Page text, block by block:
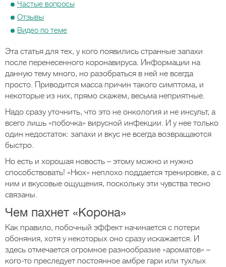
Частые вопросы
Отзывы
Видео по теме
Эта статья для тех, у кого появились странные запахи
после перенесенного коронавируса. Информации на
данную тему много, но разобраться в ней не всегда
просто. Приводится масса причин такого симптома, и
некоторые из них, прямо скажем, весьма неприятные.
Надо сразу уточнить, что это не онкология и не инсульт, а
всего лишь «побочка» вирусной инфекции. И у нее только
один недостаток: запахи и вкус не всегда возвращаются
быстро.
Но есть и хорошая новость – этому можно и нужно
способствовать! «Нюх» неплохо поддается тренировке, а с
ним и вкусовые ощущения, поскольку эти чувства тесно
связаны.
Чем пахнет «Корона»
Как правило, побочный эффект начинается с потери
обоняния, хотя у некоторых оно сразу искажается. И
здесь отмечается огромное разнообразие «ароматов» –
кого-то преследует постоянное амбре гари или тухлых